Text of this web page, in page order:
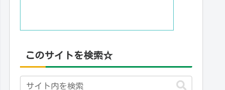
このサイトを検索☆